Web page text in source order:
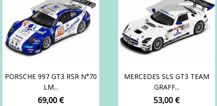
PORSCHE 997 GT3 RSR N°70
LM...
Prix
69,00 €
MERCEDES SLS GT3 TEAM
GRAFF...
Prix
53,00 €